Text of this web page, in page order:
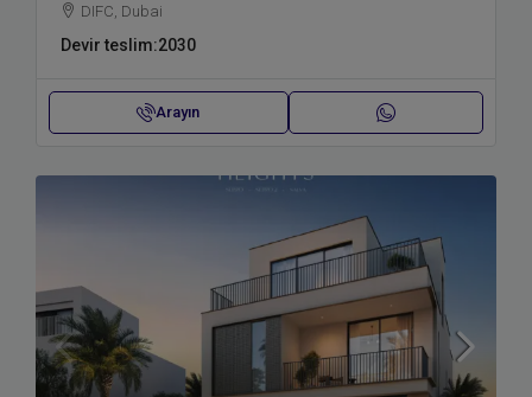
DIFC, Dubai
Devir teslim:2030
Arayın